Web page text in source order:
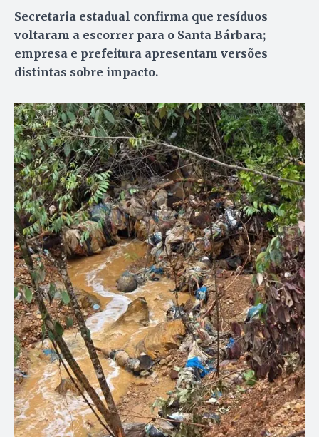
Secretaria estadual confirma que resíduos
voltaram a escorrer para o Santa Bárbara;
empresa e prefeitura apresentam versões
distintas sobre impacto.